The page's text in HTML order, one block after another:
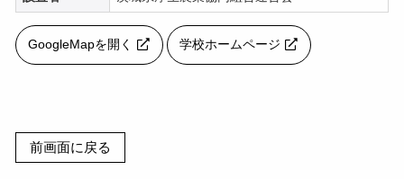
GoogleMapを開く 学校ホームページ